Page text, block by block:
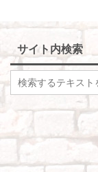
サイト内検索